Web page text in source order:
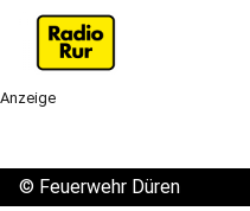
Anzeige
© Feuerwehr Düren